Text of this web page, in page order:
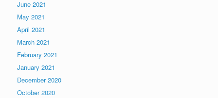
June 2021
May 2021
April 2021
March 2021
February 2021
January 2021
December 2020
October 2020